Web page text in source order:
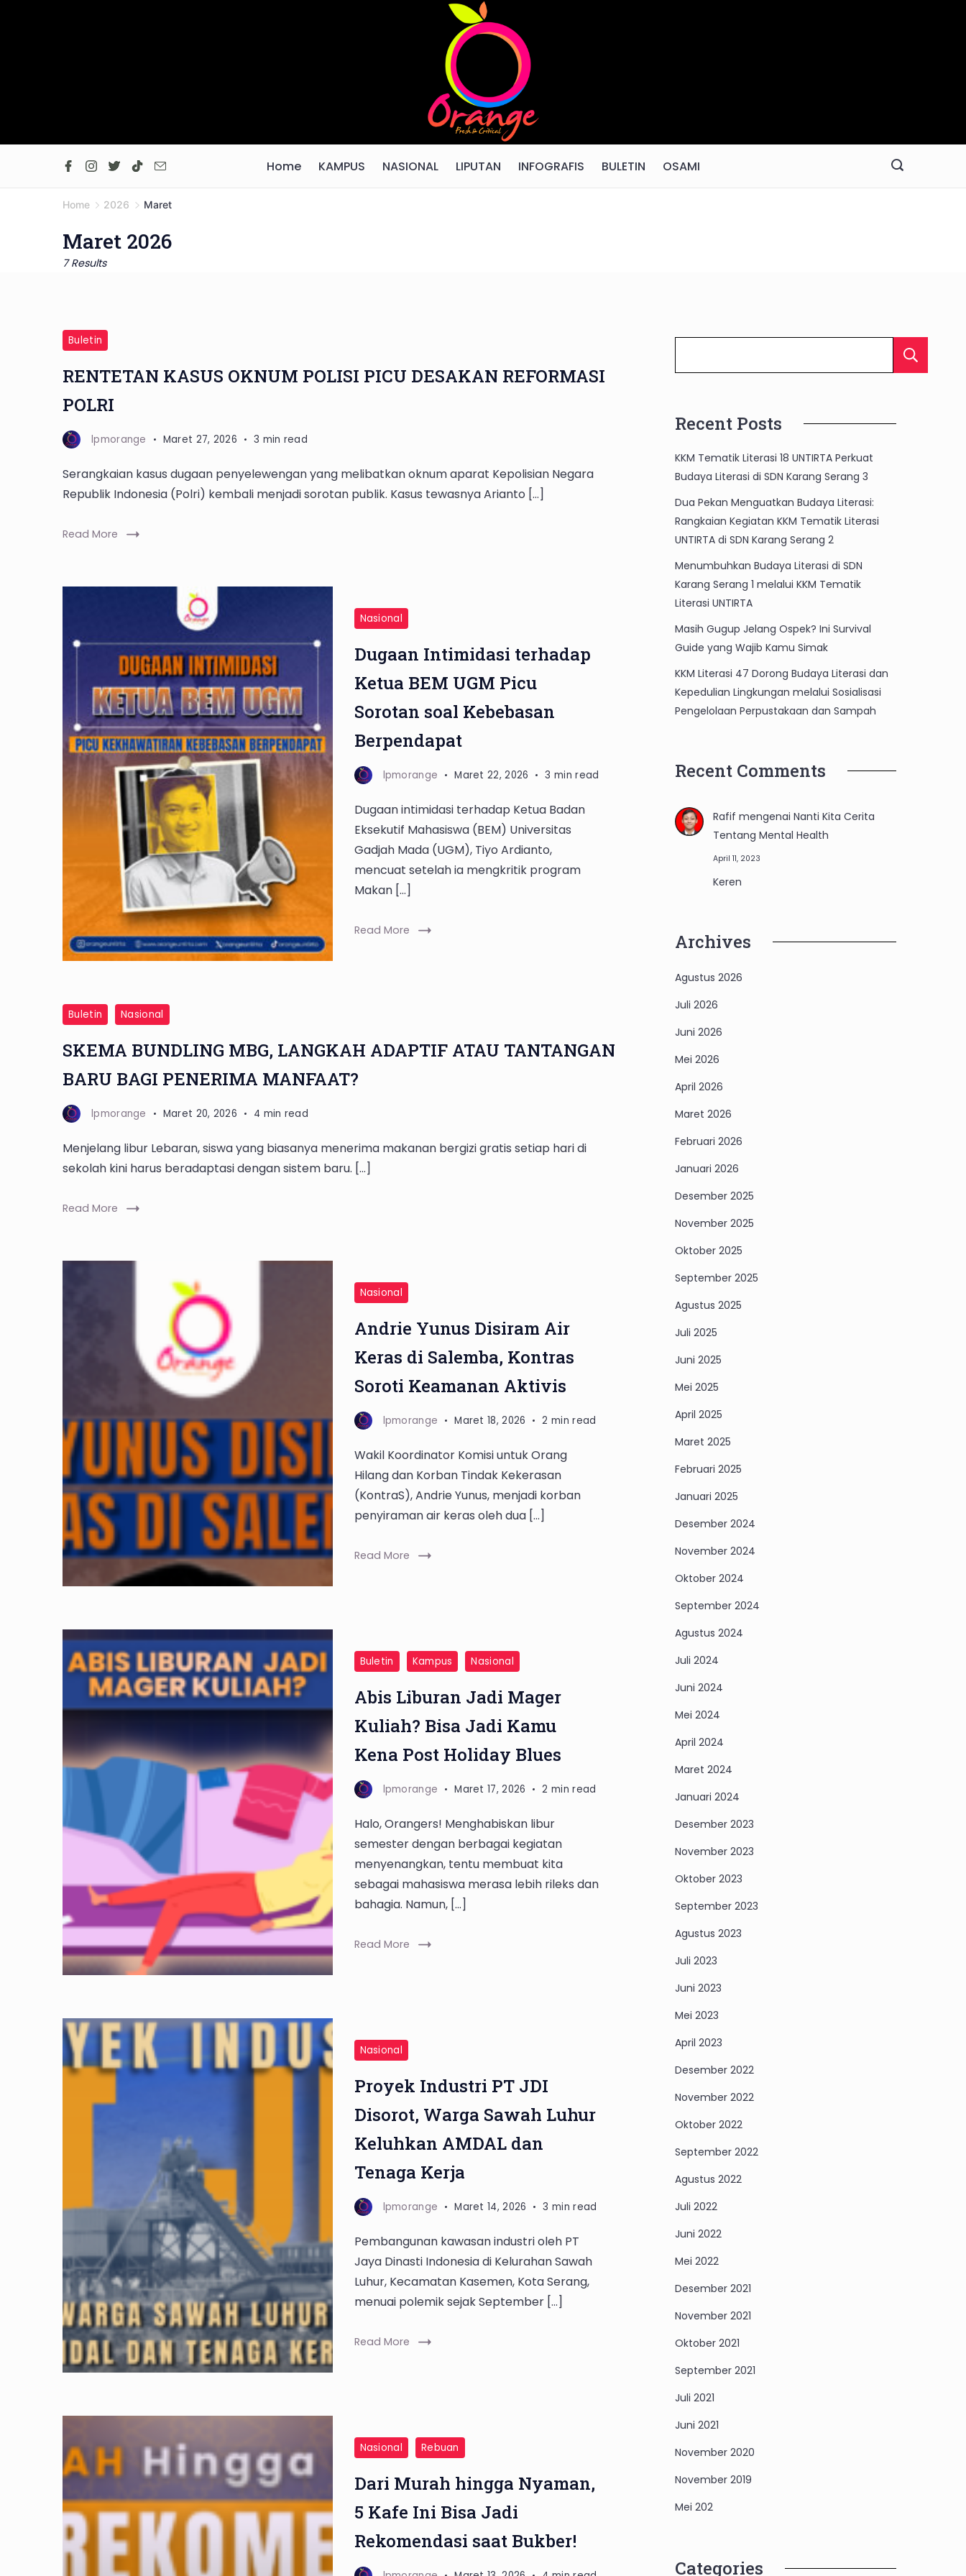
Home KAMPUS NASIONAL LIPUTAN INFOGRAFIS BULETIN OSAMI
Home 2026 Maret
Maret 2026
7 Results
Buletin
RENTETAN KASUS OKNUM POLISI PICU DESAKAN REFORMASI
POLRI
lpmorange Maret 27, 2026 3 min read
Serangkaian kasus dugaan penyelewengan yang melibatkan oknum aparat Kepolisian Negara
Republik Indonesia (Polri) kembali menjadi sorotan publik. Kasus tewasnya Arianto […]
Read More
Nasional
Dugaan Intimidasi terhadap
Ketua BEM UGM Picu
Sorotan soal Kebebasan
Berpendapat
lpmorange Maret 22, 2026 3 min read
Dugaan intimidasi terhadap Ketua Badan
Eksekutif Mahasiswa (BEM) Universitas
Gadjah Mada (UGM), Tiyo Ardianto,
mencuat setelah ia mengkritik program
Makan […]
Read More
Buletin Nasional
SKEMA BUNDLING MBG, LANGKAH ADAPTIF ATAU TANTANGAN
BARU BAGI PENERIMA MANFAAT?
lpmorange Maret 20, 2026 4 min read
Menjelang libur Lebaran, siswa yang biasanya menerima makanan bergizi gratis setiap hari di
sekolah kini harus beradaptasi dengan sistem baru. […]
Read More
Nasional
Andrie Yunus Disiram Air
Keras di Salemba, Kontras
Soroti Keamanan Aktivis
lpmorange Maret 18, 2026 2 min read
Wakil Koordinator Komisi untuk Orang
Hilang dan Korban Tindak Kekerasan
(KontraS), Andrie Yunus, menjadi korban
penyiraman air keras oleh dua […]
Read More
Buletin Kampus Nasional
Abis Liburan Jadi Mager
Kuliah? Bisa Jadi Kamu
Kena Post Holiday Blues
lpmorange Maret 17, 2026 2 min read
Halo, Orangers! Menghabiskan libur
semester dengan berbagai kegiatan
menyenangkan, tentu membuat kita
sebagai mahasiswa merasa lebih rileks dan
bahagia. Namun, […]
Read More
Nasional
Proyek Industri PT JDI
Disorot, Warga Sawah Luhur
Keluhkan AMDAL dan
Tenaga Kerja
lpmorange Maret 14, 2026 3 min read
Pembangunan kawasan industri oleh PT
Jaya Dinasti Indonesia di Kelurahan Sawah
Luhur, Kecamatan Kasemen, Kota Serang,
menuai polemik sejak September […]
Read More
Nasional Rebuan
Dari Murah hingga Nyaman,
5 Kafe Ini Bisa Jadi
Rekomendasi saat Bukber!
Recent Posts
KKM Tematik Literasi 18 UNTIRTA Perkuat
Budaya Literasi di SDN Karang Serang 3
Dua Pekan Menguatkan Budaya Literasi:
Rangkaian Kegiatan KKM Tematik Literasi
UNTIRTA di SDN Karang Serang 2
Menumbuhkan Budaya Literasi di SDN
Karang Serang 1 melalui KKM Tematik
Literasi UNTIRTA
Masih Gugup Jelang Ospek? Ini Survival
Guide yang Wajib Kamu Simak
KKM Literasi 47 Dorong Budaya Literasi dan
Kepedulian Lingkungan melalui Sosialisasi
Pengelolaan Perpustakaan dan Sampah
Recent Comments
Rafif mengenaiNanti Kita Cerita
Tentang Mental Health
April 11, 2023
Keren
Archives
Agustus 2026
Juli 2026
Juni 2026
Mei 2026
April 2026
Maret 2026
Februari 2026
Januari 2026
Desember 2025
November 2025
Oktober 2025
September 2025
Agustus 2025
Juli 2025
Juni 2025
Mei 2025
April 2025
Maret 2025
Februari 2025
Januari 2025
Desember 2024
November 2024
Oktober 2024
September 2024
Agustus 2024
Juli 2024
Juni 2024
Mei 2024
April 2024
Maret 2024
Januari 2024
Desember 2023
November 2023
Oktober 2023
September 2023
Agustus 2023
Juli 2023
Juni 2023
Mei 2023
April 2023
Desember 2022
November 2022
Oktober 2022
September 2022
Agustus 2022
Juli 2022
Juni 2022
Mei 2022
Desember 2021
November 2021
Oktober 2021
September 2021
Juli 2021
Juni 2021
November 2020
November 2019
Mei 202
Categories